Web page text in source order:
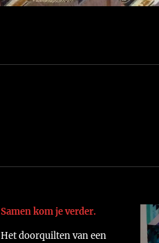
Samen kom je verder.
Het doorquilten van een